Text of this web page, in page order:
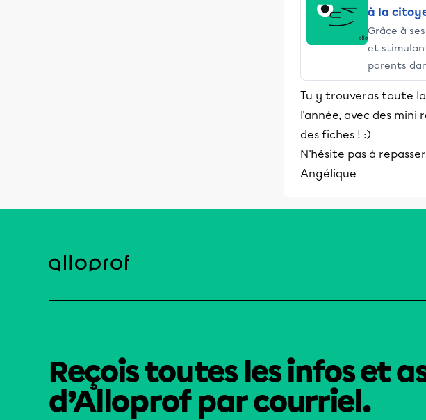
à la
Grâce à
et
parents
Tu y trouveras toute
l'année, avec des mini
des fiches ! :)
N'hésite pas à
Angélique
Reçois toutes les infos et
d’Alloprof par courriel.